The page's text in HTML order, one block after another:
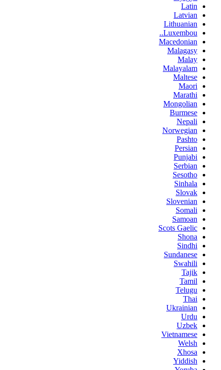
Latin
Latvian
Lithuanian
Luxembou..
Macedonian
Malagasy
Malay
Malayalam
Maltese
Maori
Marathi
Mongolian
Burmese
Nepali
Norwegian
Pashto
Persian
Punjabi
Serbian
Sesotho
Sinhala
Slovak
Slovenian
Somali
Samoan
Scots Gaelic
Shona
Sindhi
Sundanese
Swahili
Tajik
Tamil
Telugu
Thai
Ukrainian
Urdu
Uzbek
Vietnamese
Welsh
Xhosa
Yiddish